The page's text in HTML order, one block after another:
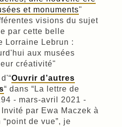
et monuments"
visions du sujet
par cette belle
Lorraine Lebrun :
aux musées
créativité"
Ouvrir d’autres
“ dans “La lettre de
- mars-avril 2021 -
par Ewa Maczek à
de vue”, je